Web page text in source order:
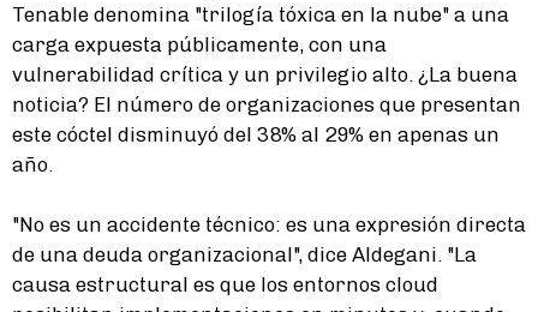
Tenable denomina "trilogía tóxica en la nube" a una
carga expuesta públicamente, con una
vulnerabilidad crítica y un privilegio alto. ¿La buena
noticia? El número de organizaciones que presentan
este cóctel disminuyó del 38% al 29% en apenas un
año.
"No es un accidente técnico: es una expresión directa
de una deuda organizacional", dice Aldegani. "La
causa estructural es que los entornos cloud